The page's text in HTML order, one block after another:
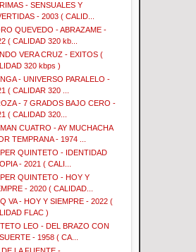
- SENSUALES Y
- 2003 ( CALID...
QUEVEDO - ABRAZAME -
( CALIDAD 320 kb...
VERA CRUZ - EXITOS (
320 kbps )
- UNIVERSO PARALELO -
( CALIDAR 320 ...
- 7 GRADOS BAJO CERO -
( CALIDAD 320...
CUATRO - AY MUCHACHA
TEMPRANA - 1974 ...
QUINTETO - IDENTIDAD
- 2021 ( CALI...
QUINTETO - HOY Y
- 2020 ( CALIDAD...
VA - HOY Y SIEMPRE - 2022 (
FLAC )
LEO - DEL BRAZO CON
SUERTE - 1958 ( CA...